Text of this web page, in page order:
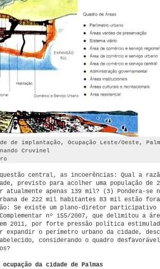
de implantação, Ocupação Leste/Oeste,
Cruvinel
questão central, as incoerências: Qual a
previsto para acolher uma população de
apenas 139 mil? (3) Pondera-se
de 222 mil habitantes 83 mil estão
Se existe um plano-diretor participativo
nº 155/2007, que delimitou a
2011, por forte pressão política
o perímetro urbano da cidade,
considerando o quadro desfavorável
da cidade de Palmas